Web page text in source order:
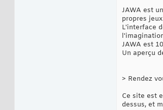
JAWA est
propres
L'interface
JAWA est
Un aperçu
> Rendez
Ce site est
dessus, et